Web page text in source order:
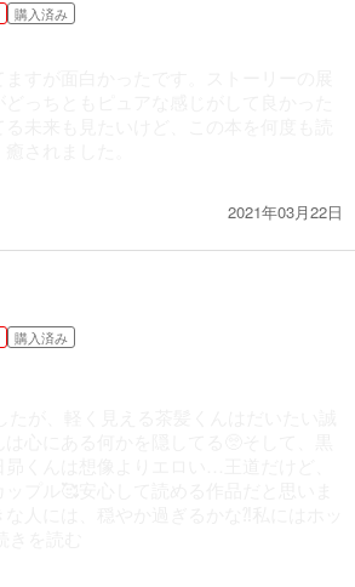
購入済み
2021年03月22日
購入済み